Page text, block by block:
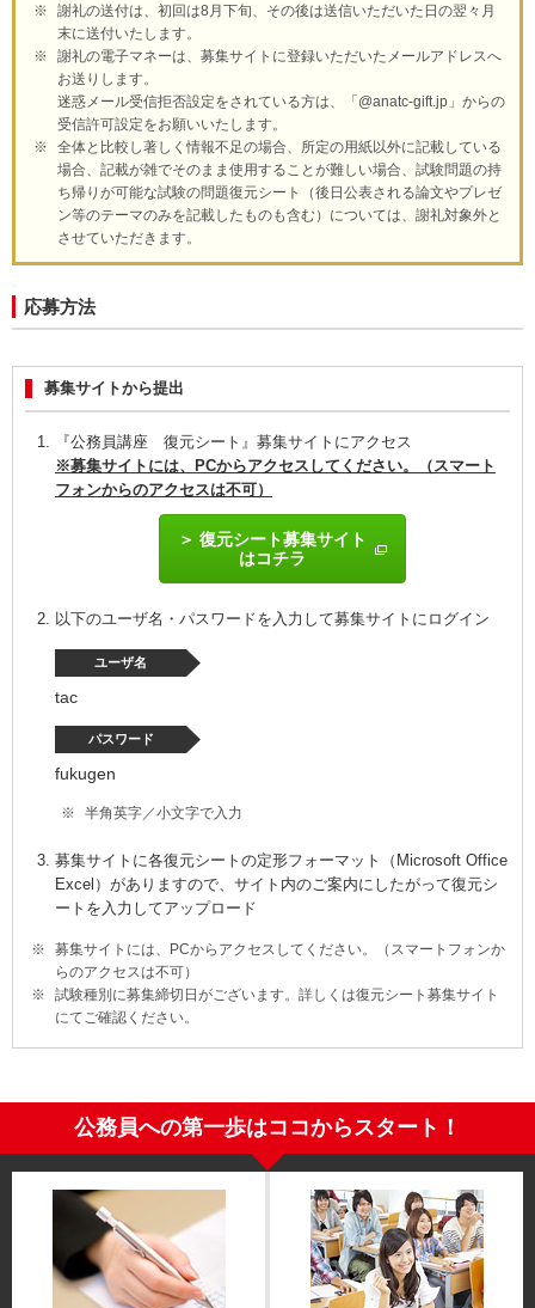
謝礼の送付は、初回は8月下旬、その後は送信いただいた日の翌々月
末に送付いたします。
謝礼の電子マネーは、募集サイトに登録いただいたメールアドレスへ
お送りします。
迷惑メール受信拒否設定をされている方は、「@anatc-gift.jp」からの
受信許可設定をお願いいたします。
全体と比較し著しく情報不足の場合、所定の用紙以外に記載している
場合、記載が雑でそのまま使用することが難しい場合、試験問題の持
ち帰りが可能な試験の問題復元シート（後日公表される論文やプレゼ
ン等のテーマのみを記載したものも含む）については、謝礼対象外と
させていただきます。
応募方法
募集サイトから提出
『公務員講座 復元シート』募集サイトにアクセス
※募集サイトには、PCからアクセスしてください。（スマート
フォンからのアクセスは不可）
復元シート募集サイト
はコチラ
以下のユーザ名・パスワードを入力して募集サイトにログイン
ユーザ名
tac
パスワード
fukugen
半角英字／小文字で入力
募集サイトに各復元シートの定形フォーマット（Microsoft Office
Excel）がありますので、サイト内のご案内にしたがって復元シ
ートを入力してアップロード
募集サイトには、PCからアクセスしてください。（スマートフォンか
らのアクセスは不可）
試験種別に募集締切日がございます。詳しくは復元シート募集サイト
にてご確認ください。
公務員への第一歩はココからスタート！